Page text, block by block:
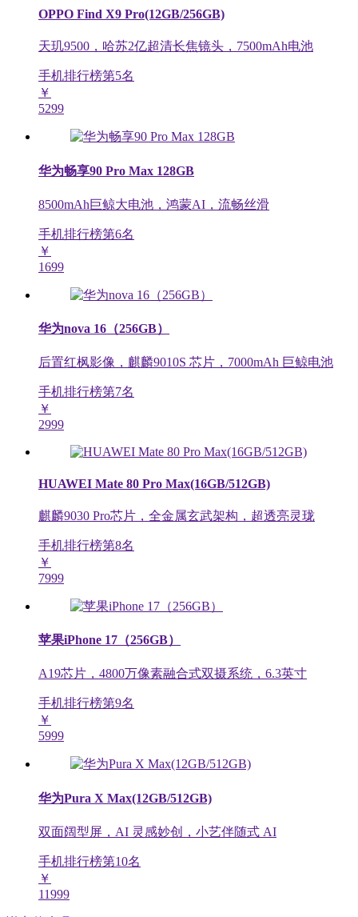
OPPO Find X9 Pro(12GB/256GB)
天玑9500，哈苏2亿超清长焦镜头，7500mAh电池
手机排行榜第5名
￥
5299
华为畅享90 Pro Max 128GB
8500mAh巨鲸大电池，鸿蒙AI，流畅丝滑
手机排行榜第6名
￥
1699
华为nova 16（256GB）
后置红枫影像，麒麟9010S 芯片，7000mAh 巨鲸电池
手机排行榜第7名
￥
2999
HUAWEI Mate 80 Pro Max(16GB/512GB)
麒麟9030 Pro芯片，全金属玄武架构，超透亮灵珑
手机排行榜第8名
￥
7999
苹果iPhone 17（256GB）
A19芯片，4800万像素融合式双摄系统，6.3英寸
手机排行榜第9名
￥
5999
华为Pura X Max(12GB/512GB)
双面阔型屏，AI 灵感妙创，小艺伴随式 AI
手机排行榜第10名
￥
11999